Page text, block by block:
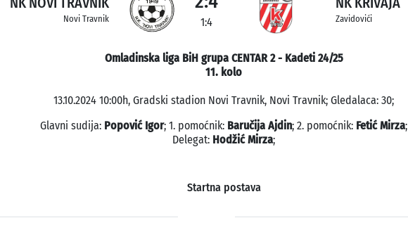
Novi Travnik 1:4 Zavidovići
Omladinska liga BiH grupa CENTAR 2 - Kadeti 24/25
11. kolo
13.10.2024 10:00h, Gradski stadion Novi Travnik, Novi Travnik; Gledalaca: 30;
Glavni sudija: Popović Igor; 1. pomoćnik: Baručija Ajdin; 2. pomoćnik: Fetić Mirza;
Delegat: Hodžić Mirza;
Startna postava